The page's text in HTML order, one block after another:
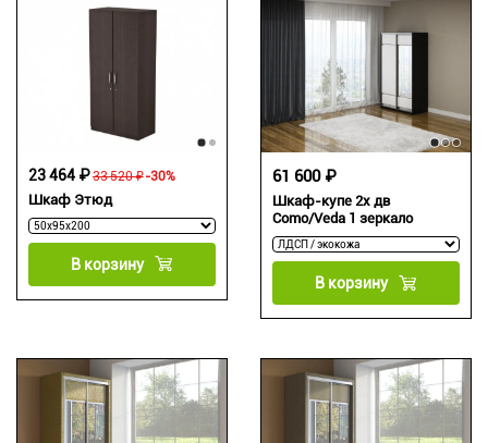
Шкаф Этюд
33 520 ₽
23 464 ₽ -30%
В корзину
Шкаф-купе 2х дв
Como/Veda 1 зеркало
61 600 ₽
В корзину